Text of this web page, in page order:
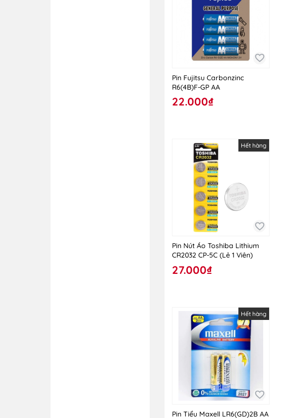
Pin Fujitsu Carbonzinc
R6(4B)F-GP AA
22.000₫
Hết hàng
Pin Nút Áo Toshiba Lithium
CR2032 CP-5C (Lẻ 1 Viên)
27.000₫
Hết hàng
Pin Tiểu Maxell LR6(GD)2B AA